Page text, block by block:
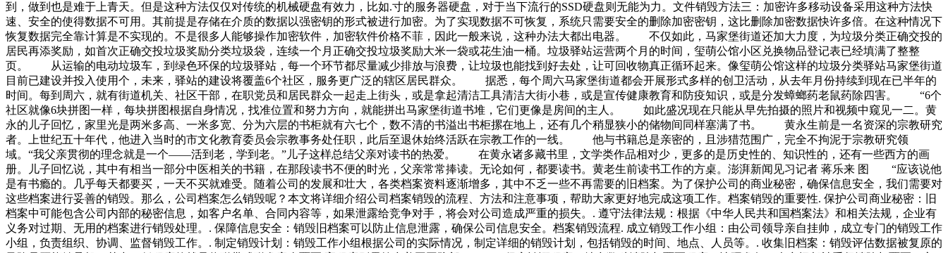
到，做到也是难于上青天。但是这种方法仅仅对传统的机械硬盘有效力，比如.寸的服务器硬盘，对于当下流行的SSD硬盘则无能为力。文件销毁方法三：加密许多移动设备采用这种方法快
速、安全的使得数据不可用。其前提是存储在介质的数据以强密钥的形式被进行加密。为了实现数据不可恢复，系统只需要安全的删除加密密钥，这比删除加密数据快许多倍。在这种情况下
恢复数据完全靠计算是不实现的。不是很多人能够操作加密软件，加密软件价格不菲，因此一般来说，这种办法大都出电器。 不仅如此，马家堡街道还加大力度，为垃圾分类正确交投的
居民再添奖励，如首次正确交投垃圾奖励分类垃圾袋，连续一个月正确交投垃圾奖励大米一袋或花生油一桶。垃圾驿站运营两个月的时间，玺萌公馆小区兑换物品登记表已经填满了整整
页。 从运输的电动垃圾车，到绿色环保的垃圾驿站，每一个环节都尽量减少排放与浪费，让垃圾也能找到好去处，让可回收物真正循环起来。像玺萌公馆这样的垃圾分类驿站马家堡街道
目前已建设并投入使用个，未来，驿站的建设将覆盖6个社区，服务更广泛的辖区居民群众。 据悉，每个周六马家堡街道都会开展形式多样的创卫活动，从去年月份持续到现在已半年的
时间。每到周六，就有街道机关、社区干部，在职党员和居民群众一起走上街头，或是拿起清洁工具清洁大街小巷，或是宣传健康教育和防疫知识，或是分发蟑螂药老鼠药除四害。 “6个
社区就像6块拼图一样，每块拼图根据自身情况，找准位置和努力方向，就能拼出马家堡街道书堆，它们更像是房间的主人。 如此盛况现在只能从早先拍摄的照片和视频中窥见一二。黄
永的儿子回忆，家里光是两米多高、一米多宽、分为六层的书柜就有六七个，数不清的书溢出书柜摞在地上，还有几个稍显狭小的储物间同样塞满了书。 黄永生前是一名资深的宗教研究
者。上世纪五十年代，他进入当时的市文化教育委员会宗教事务处任职，此后至退休始终活跃在宗教工作的一线。 他与书籍总是亲密的，且涉猎范围广，完全不拘泥于宗教研究领
域。“我父亲贯彻的理念就是一个——活到老，学到老。”儿子这样总结父亲对读书的热爱。 在黄永诸多藏书里，文学类作品相对少，更多的是历史性的、知识性的，还有一些西方的画
册。儿子回忆说，其中有相当一部分中医相关的书籍，在那段读书不便的时光，父亲常常捧读。无论如何，都要读书。黄老生前读书工作的方桌。澎湃新闻见习记者 蒋乐来 图 “应该说他
是有书瘾的。几乎每天都要买，一天不买就难受。随着公司的发展和壮大，各类档案资料逐渐增多，其中不乏一些不再需要的旧档案。为了保护公司的商业秘密，确保信息安全，我们需要对
这些档案进行妥善的销毁。那么，公司档案怎么销毁呢？本文将详细介绍公司档案销毁的流程、方法和注意事项，帮助大家更好地完成这项工作。档案销毁的重要性. 保护公司商业秘密：旧
档案中可能包含公司内部的秘密信息，如客户名单、合同内容等，如果泄露给竞争对手，将会对公司造成严重的损失。. 遵守法律法规：根据《中华人民共和国档案法》和相关法规，企业有
义务对过期、无用的档案进行销毁处理。. 保障信息安全：销毁旧档案可以防止信息泄露，确保公司信息安全。档案销毁流程. 成立销毁工作小组：由公司领导亲自挂帅，成立专门的销毁工作
小组，负责组织、协调、监督销毁工作。. 制定销毁计划：销毁工作小组根据公司的实际情况，制定详细的销毁计划，包括销毁的时间、地点、人员等。. 收集旧档案：销毁评估数据被复原的